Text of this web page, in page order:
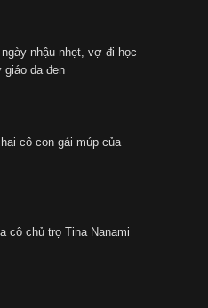
nhậu nhẹt, vợ đi học
giáo da đen
cô con gái múp của
cô chủ trọ Tina Nanami